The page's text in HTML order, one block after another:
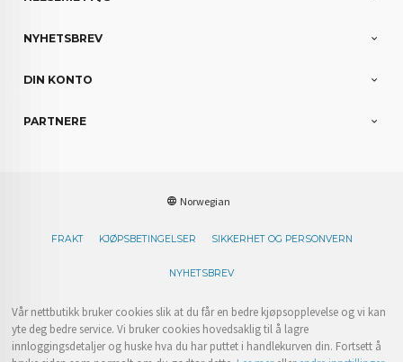
NYHETSBREV
DIN KONTO
PARTNERE
Norwegian
FRAKT KJØPSBETINGELSER SIKKERHET OG PERSONVERN
NYHETSBREV
Vår nettbutikk bruker cookies slik at du får en bedre kjøpsopplevelse og vi kan
yte deg bedre service. Vi bruker cookies hovedsaklig til å lagre
innloggingsdetaljer og huske hva du har puttet i handlekurven din. Fortsett å